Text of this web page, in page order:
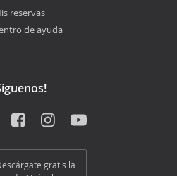
reservas
de ayuda
gratis la